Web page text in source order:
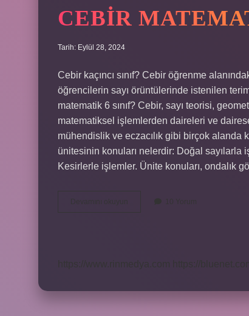
CEBIR
Tarih: Eylül 28, 2024
Cebir kaçıncı sınıf? Cebir öğrenme
öğrencilerin sayı örüntülerinde istenilen
matematik 6 sınıf? Cebir, sayı teorisi,
matematiksel işlemlerden daireleri ve
mühendislik ve eczacılık gibi birçok alanda
ünitesinin konuları nelerdir: Doğal sayılarla
Kesirlerle işlemler. Ünite konuları, ondalık